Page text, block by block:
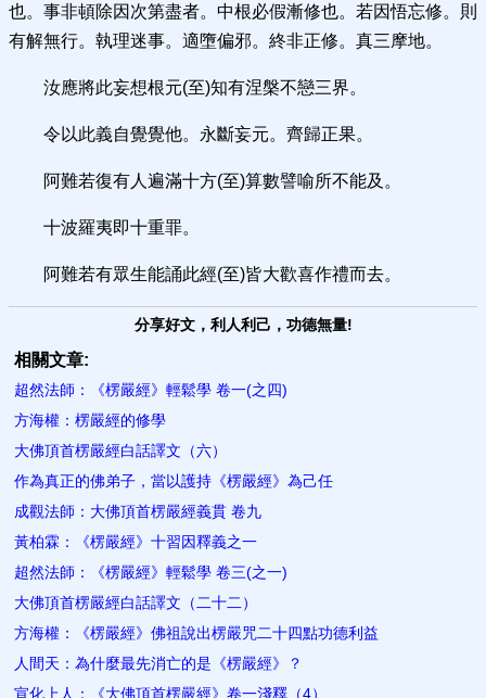
也。事非頓除因次第盡者。中根必假漸修也。若因悟忘修。則
有解無行。執理迷事。適墮偏邪。終非正修。真三摩地。
汝應將此妄想根元(至)知有涅槃不戀三界。
令以此義自覺覺他。永斷妄元。齊歸正果。
阿難若復有人遍滿十方(至)算數譬喻所不能及。
十波羅夷即十重罪。
阿難若有眾生能誦此經(至)皆大歡喜作禮而去。
分享好文，利人利己，功德無量!
相關文章:
超然法師：《楞嚴經》輕鬆學 卷一(之四)
方海權：楞嚴經的修學
大佛頂首楞嚴經白話譯文（六）
作為真正的佛弟子，當以護持《楞嚴經》為己任
成觀法師：大佛頂首楞嚴經義貫 卷九
黃柏霖：《楞嚴經》十習因釋義之一
超然法師：《楞嚴經》輕鬆學 卷三(之一)
大佛頂首楞嚴經白話譯文（二十二）
方海權：《楞嚴經》佛祖說出楞嚴咒二十四點功德利益
人間天：為什麼最先消亡的是《楞嚴經》？
宣化上人：《大佛頂首楞嚴經》卷一淺釋（4）